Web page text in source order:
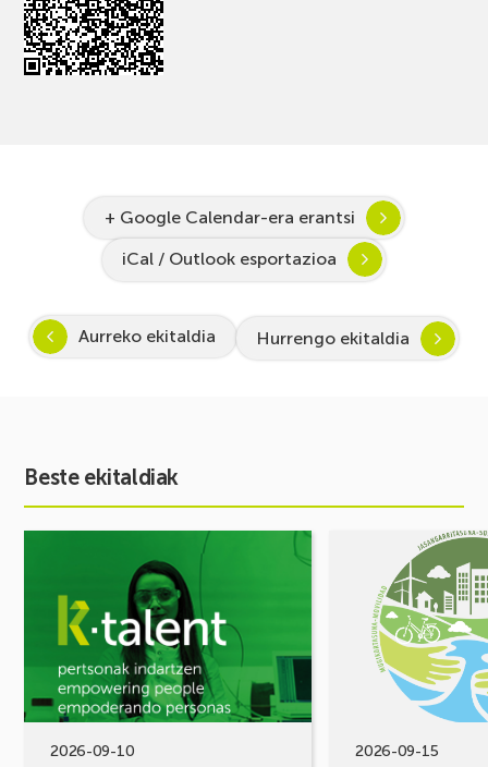
+ Google Calendar-era erantsi
iCal / Outlook esportazioa
Aurreko ekitaldia Hurrengo ekitaldia
Beste ekitaldiak
2026-09-10
STEAM
Zientzia
eta
teknologiarako
bokazioa
2026-09-15
MUGIKORTASUN
FOROA
Partekatu
erronkak,
irtenbideak!